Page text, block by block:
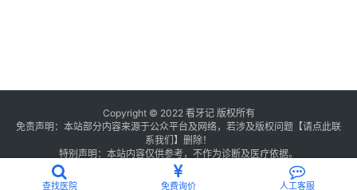
Copyright © 2022 看牙记 版权所有
免责声明：本站部分内容来源于公众平台及网络，若涉及版权问题【请点此联
系我们 】 删除！
特别声明：本站内容仅供参考，不作为诊断及医疗依据。
浙公网安备 33011002016235号
浙ICP备2021013506号-1
查找医院 免费询价 人工客服